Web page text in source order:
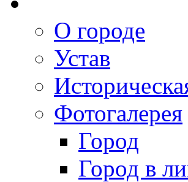
О городе
Устав
Фотогалерея
Город
Город в